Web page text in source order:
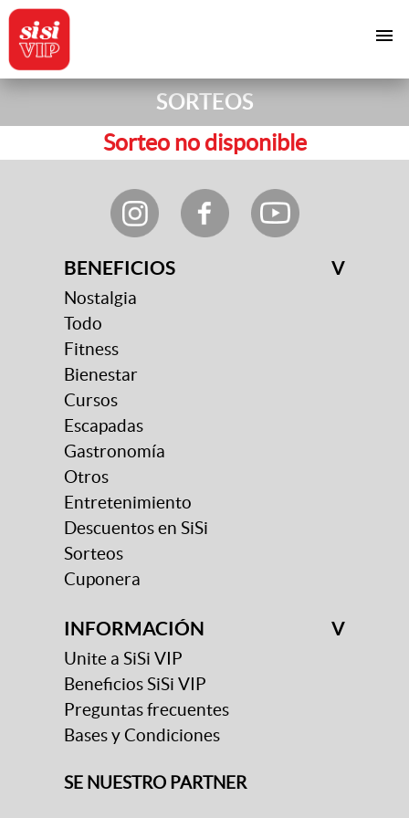
menu
SORTEOS
Sorteo no disponible
BENEFICIOS V
Nostalgia
Todo
Fitness
Bienestar
Cursos
Escapadas
Gastronomía
Otros
Entretenimiento
Descuentos en SiSi
Sorteos
Cuponera
INFORMACIÓN V
Unite a SiSi VIP
Beneficios SiSi VIP
Preguntas frecuentes
Bases y Condiciones
SE NUESTRO PARTNER